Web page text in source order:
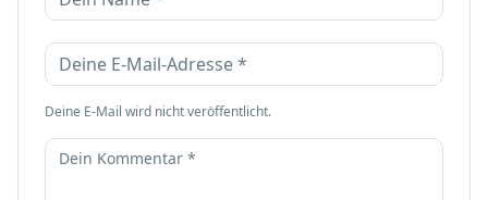
E-Mail-Adresse
Deine E-Mail wird nicht veröffentlicht.
Kommentar